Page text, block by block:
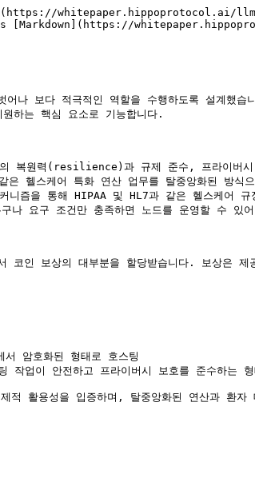
whitepaper.hippoprotocol.ai/
[Markdown](https://
나 보다 적극적인 역할을 수행하도록 설계
하는 핵심 요소로 기능합니다.
복원력(resilience)과 규제 준수, 프라이버시
스케어 특화 연산 업무를 탈중앙화된 방식으
즘을 통해 HIPAA 및 HL7과 같은 헬스케어 규
요구 조건만 충족하면 노드를 운영할 수 있
보상의 대부분을 할당받습니다. 보상은 제
암호화된 형태로 호스팅
업이 안전하고 프라이버시 보호를 준수하는